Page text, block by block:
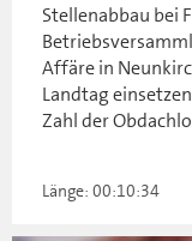
Stellenabbau bei
Affäre in
Landtag
Zahl der
Länge: 00:10:34